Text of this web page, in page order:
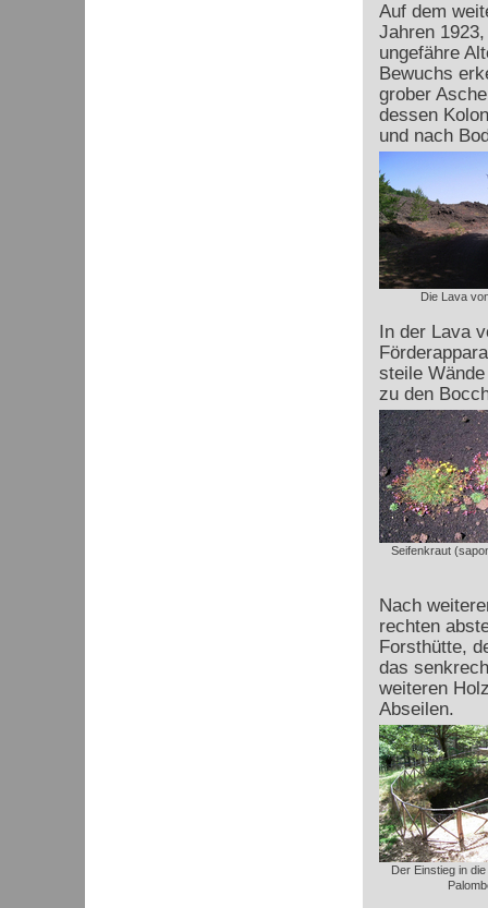
Auf dem
Jahren
ungefähre
Bewuchs
grober
dessen
und nach
Die Lava
In der Lava
steile
zu den
Seifenkraut
Nach
rechten
Forsthütte,
das
weiteren
Abseilen.
Der Einstieg in